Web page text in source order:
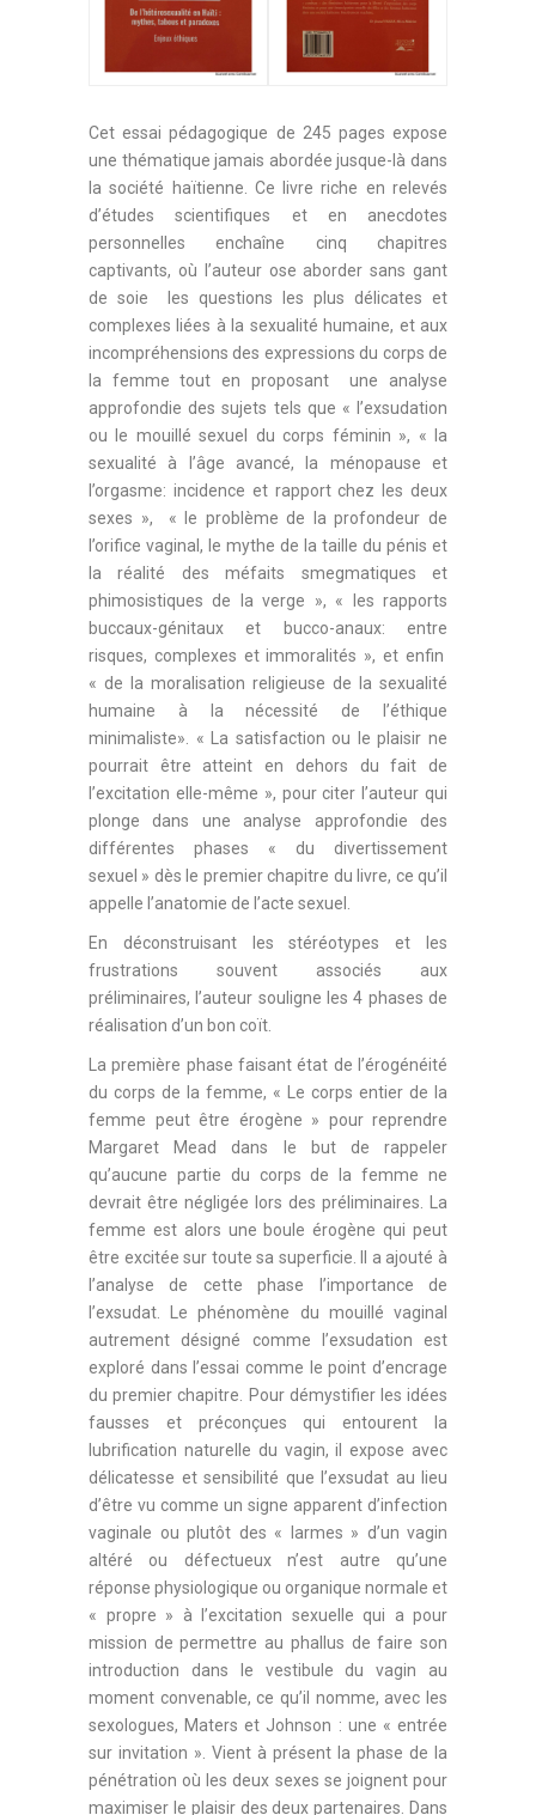
Cet essai pédagogique de 245 pages expose
une thématique jamais abordée jusque-là dans
la société haïtienne. Ce livre riche en relevés
d’études scientifiques et en anecdotes
personnelles enchaîne cinq chapitres
captivants, où l’auteur ose aborder sans gant
de soie les questions les plus délicates et
complexes liées à la sexualité humaine, et aux
incompréhensions des expressions du corps de
la femme tout en proposant une analyse
approfondie des sujets tels que « l’exsudation
ou le mouillé sexuel du corps féminin », « la
sexualité à l’âge avancé, la ménopause et
l’orgasme: incidence et rapport chez les deux
sexes », « le problème de la profondeur de
l’orifice vaginal, le mythe de la taille du pénis et
la réalité des méfaits smegmatiques et
phimosistiques de la verge », « les rapports
buccaux-génitaux et bucco-anaux: entre
risques, complexes et immoralités », et enfin
« de la moralisation religieuse de la sexualité
humaine à la nécessité de l’éthique
minimaliste». « La satisfaction ou le plaisir ne
pourrait être atteint en dehors du fait de
l’excitation elle-même », pour citer l’auteur qui
plonge dans une analyse approfondie des
différentes phases « du divertissement
sexuel » dès le premier chapitre du livre, ce qu’il
appelle l’anatomie de l’acte sexuel.
En déconstruisant les stéréotypes et les
frustrations souvent associés aux
préliminaires, l’auteur souligne les 4 phases de
réalisation d’un bon coït.
La première phase faisant état de l’érogénéité
du corps de la femme, « Le corps entier de la
femme peut être érogène » pour reprendre
Margaret Mead dans le but de rappeler
qu’aucune partie du corps de la femme ne
devrait être négligée lors des préliminaires. La
femme est alors une boule érogène qui peut
être excitée sur toute sa superficie. Il a ajouté à
l’analyse de cette phase l’importance de
l’exsudat. Le phénomène du mouillé vaginal
autrement désigné comme l’exsudation est
exploré dans l’essai comme le point d’encrage
du premier chapitre. Pour démystifier les idées
fausses et préconçues qui entourent la
lubrification naturelle du vagin, il expose avec
délicatesse et sensibilité que l’exsudat au lieu
d’être vu comme un signe apparent d’infection
vaginale ou plutôt des « larmes » d’un vagin
altéré ou défectueux n’est autre qu’une
réponse physiologique ou organique normale et
« propre » à l’excitation sexuelle qui a pour
mission de permettre au phallus de faire son
introduction dans le vestibule du vagin au
moment convenable, ce qu’il nomme, avec les
sexologues, Maters et Johnson : une « entrée
sur invitation ». Vient à présent la phase de la
pénétration où les deux sexes se joignent pour
maximiser le plaisir des deux partenaires. Dans